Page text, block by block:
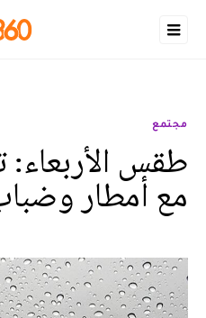
مجتمع
طقس الأربعاء:
مع أمطار